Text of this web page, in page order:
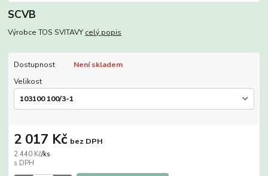
SCVB
Výrobce TOS SVITAVY celý popis
Dostupnost
Není skladem
Velikost
2 440 Kč/ks
2 017 Kč bez DPH